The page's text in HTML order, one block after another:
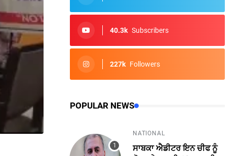
40.3k Subscribers
227k Followers
POPULAR NEWS
NATIONAL
ਸਾਬਕਾ ਐਡੀਟਰ ਇਨ ਚੀਫ ਨੂੰ